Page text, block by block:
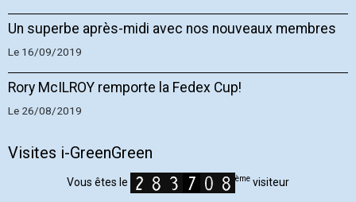
Un superbe après-midi avec nos nouveaux membres
Le 16/09/2019
Rory McILROY remporte la Fedex Cup!
Le 26/08/2019
Visites i-GreenGreen
Vous êtes le ème visiteur